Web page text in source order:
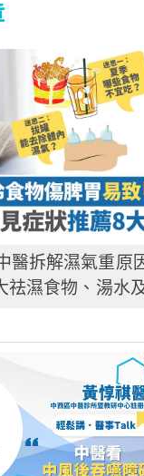
醫拆解濕氣重原
祛濕食物、湯水